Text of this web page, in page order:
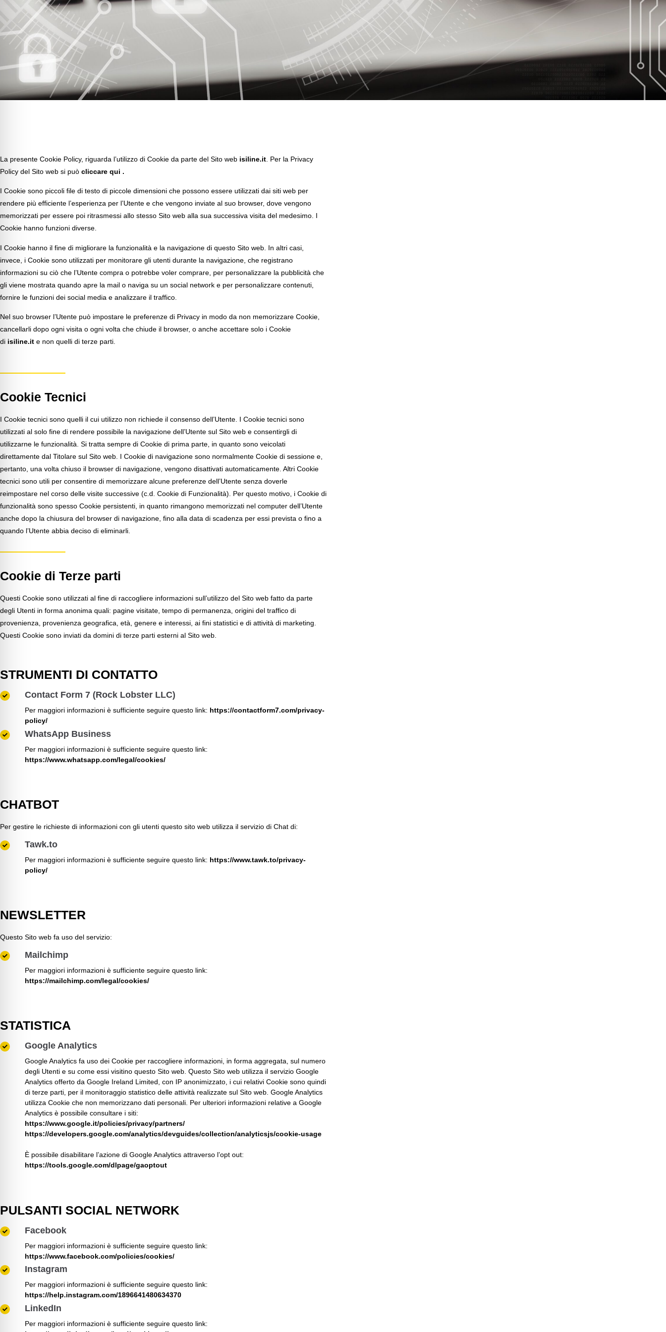
La presente Cookie Policy, riguarda l’utilizzo di Cookie da parte del Sito web isiline.it . Per la Privacy
Policy del Sito web si può cliccare qui .
I Cookie sono piccoli file di testo di piccole dimensioni che possono essere utilizzati dai siti web per
rendere più efficiente l’esperienza per l’Utente e che vengono inviate al suo browser, dove vengono
memorizzati per essere poi ritrasmessi allo stesso Sito web alla sua successiva visita del medesimo. I
Cookie hanno funzioni diverse.
I Cookie hanno il fine di migliorare la funzionalità e la navigazione di questo Sito web. In altri casi,
invece, i Cookie sono utilizzati per monitorare gli utenti durante la navigazione, che registrano
informazioni su ciò che l’Utente compra o potrebbe voler comprare, per personalizzare la pubblicità che
gli viene mostrata quando apre la mail o naviga su un social network e per personalizzare contenuti,
fornire le funzioni dei social media e analizzare il traffico.
Nel suo browser l’Utente può impostare le preferenze di Privacy in modo da non memorizzare Cookie,
cancellarli dopo ogni visita o ogni volta che chiude il browser, o anche accettare solo i Cookie
di isiline.it e non quelli di terze parti.
Cookie Tecnici
I Cookie tecnici sono quelli il cui utilizzo non richiede il consenso dell’Utente. I Cookie tecnici sono
utilizzati al solo fine di rendere possibile la navigazione dell’Utente sul Sito web e consentirgli di
utilizzarne le funzionalità. Si tratta sempre di Cookie di prima parte, in quanto sono veicolati
direttamente dal Titolare sul Sito web. I Cookie di navigazione sono normalmente Cookie di sessione e,
pertanto, una volta chiuso il browser di navigazione, vengono disattivati automaticamente. Altri Cookie
tecnici sono utili per consentire di memorizzare alcune preferenze dell’Utente senza doverle
reimpostare nel corso delle visite successive (c.d. Cookie di Funzionalità). Per questo motivo, i Cookie di
funzionalità sono spesso Cookie persistenti, in quanto rimangono memorizzati nel computer dell’Utente
anche dopo la chiusura del browser di navigazione, fino alla data di scadenza per essi prevista o fino a
quando l’Utente abbia deciso di eliminarli.
Cookie di Terze parti
Questi Cookie sono utilizzati al fine di raccogliere informazioni sull’utilizzo del Sito web fatto da parte
degli Utenti in forma anonima quali: pagine visitate, tempo di permanenza, origini del traffico di
provenienza, provenienza geografica, età, genere e interessi, ai fini statistici e di attività di marketing.
Questi Cookie sono inviati da domini di terze parti esterni al Sito web.
STRUMENTI DI CONTATTO
Contact Form 7 (Rock Lobster LLC)
Per maggiori informazioni è sufficiente seguire questo link: https://contactform7.com/privacy-
policy/
WhatsApp Business
Per maggiori informazioni è sufficiente seguire questo link:
https://www.whatsapp.com/legal/cookies/
CHATBOT
Per gestire le richieste di informazioni con gli utenti questo sito web utilizza il servizio di Chat di:
Tawk.to
Per maggiori informazioni è sufficiente seguire questo link: https://www.tawk.to/privacy-
policy/
NEWSLETTER
Questo Sito web fa uso del servizio:
Mailchimp
Per maggiori informazioni è sufficiente seguire questo link:
https://mailchimp.com/legal/cookies/
STATISTICA
Google Analytics
Google Analytics fa uso dei Cookie per raccogliere informazioni, in forma aggregata, sul numero
degli Utenti e su come essi visitino questo Sito web. Questo Sito web utilizza il servizio Google
Analytics offerto da Google Ireland Limited, con IP anonimizzato, i cui relativi Cookie sono quindi
di terze parti, per il monitoraggio statistico delle attività realizzate sul Sito web. Google Analytics
utilizza Cookie che non memorizzano dati personali. Per ulteriori informazioni relative a Google
Analytics è possibile consultare i siti:
https://www.google.it/policies/privacy/partners/
https://developers.google.com/analytics/devguides/collection/analyticsjs/cookie-usage
È possibile disabilitare l’azione di Google Analytics attraverso l’opt out:
https://tools.google.com/dlpage/gaoptout
PULSANTI SOCIAL NETWORK
Facebook
Per maggiori informazioni è sufficiente seguire questo link:
https://www.facebook.com/policies/cookies/
Instagram
Per maggiori informazioni è sufficiente seguire questo link:
https://help.instagram.com/1896641480634370
LinkedIn
Per maggiori informazioni è sufficiente seguire questo link: